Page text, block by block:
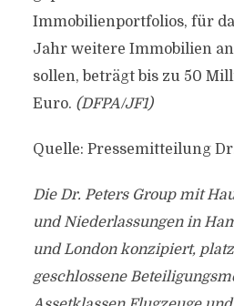
Immobilienportfolios, für
Jahr weitere Immobilien
sollen, beträgt bis zu 50
Euro. (DFPA/JF1)
Quelle: Pressemitteilung
Die Dr. Peters Group mit
und Niederlassungen in
und London konzipiert,
geschlossene